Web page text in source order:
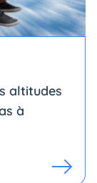
altitudes
à